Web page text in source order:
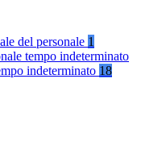
del personale 1
tempo indeterminato
indeterminato 18